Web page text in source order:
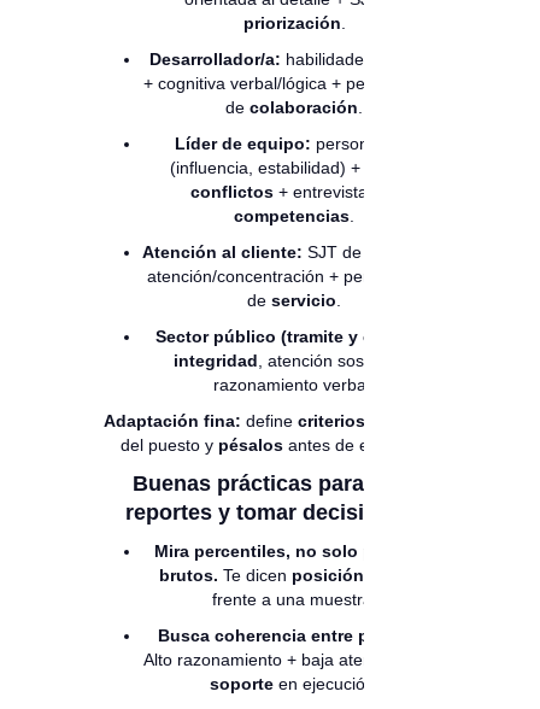
priorización
Desarrollador/a: habilidades técnicas
+ cognitiva verbal/lógica + personalidad
de colaboración
Líder de equipo: personalidad
(influencia, estabilidad) + SJT de
conflictos + entrevista por
competencias
Atención al cliente: SJT de
atención/concentración + personalidad
de servicio
Sector público (tramite y control):
integridad , atención sostenida,
razonamiento verbal.
Adaptación fina: define criterios de éxito
del puesto y pésalos antes de evaluar.
Buenas prácticas para leer
reportes y tomar decisiones
Mira percentiles, no solo puntajes
brutos. Te dicen posición relativa
frente a una muestra.
Busca coherencia entre pruebas.
Alto razonamiento + baja atención
soporteen ejecución.